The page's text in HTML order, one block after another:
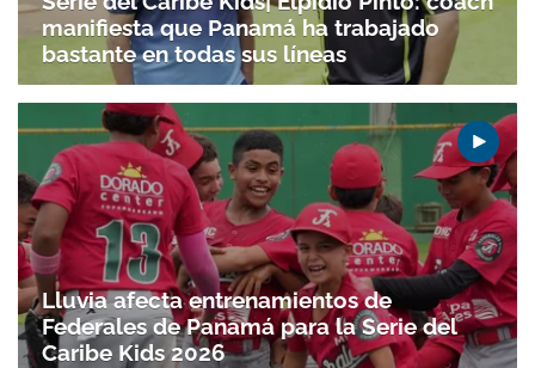
manifiesta que Panamá ha trabajado
bastante en todas sus líneas
Lluvia afecta entrenamientos de
Federales de Panamá para la Serie del
Caribe Kids 2026